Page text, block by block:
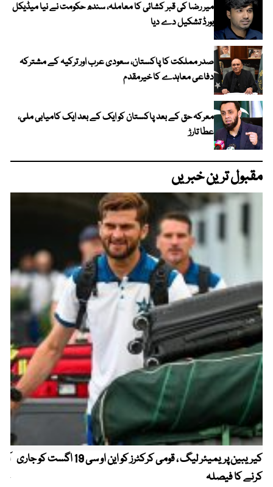
میر رضا کی قبر کشائی کا معاملہ، سندھ حکومت نے نیا میڈیکل
بورڈ تشکیل دے دیا
صدر مملکت کا پاکستان، سعودی عرب اور ترکیہ کے مشترکہ
دفاعی معاہدے کا خیرمقدم
معرکہ حق کے بعد پاکستان کو ایک کے بعد ایک کامیابی ملی،
عطا تارڑ
مقبول ترین خبریں
کیریبین پریمیئر لیگ ، قومی کرکٹرز کو این او سی 19 اگست کو جاری
کرنے کا فیصلہ